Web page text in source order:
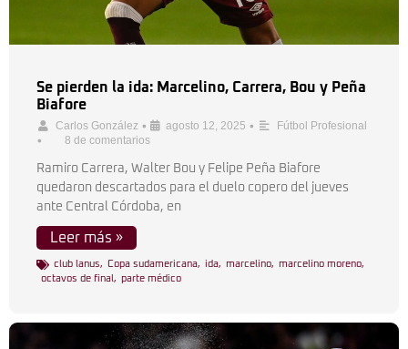
Se pierden la ida: Marcelino, Carrera, Bou y Peña
Biafore
Carlos González • agosto 12, 2025 • Fútbol Profesional
• 8 de comentarios
Ramiro Carrera, Walter Bou y Felipe Peña Biafore
quedaron descartados para el duelo copero del jueves
ante Central Córdoba, en
Leer más »
club lanus, Copa sudamericana, ida, marcelino, marcelino moreno,
octavos de final , parte médico